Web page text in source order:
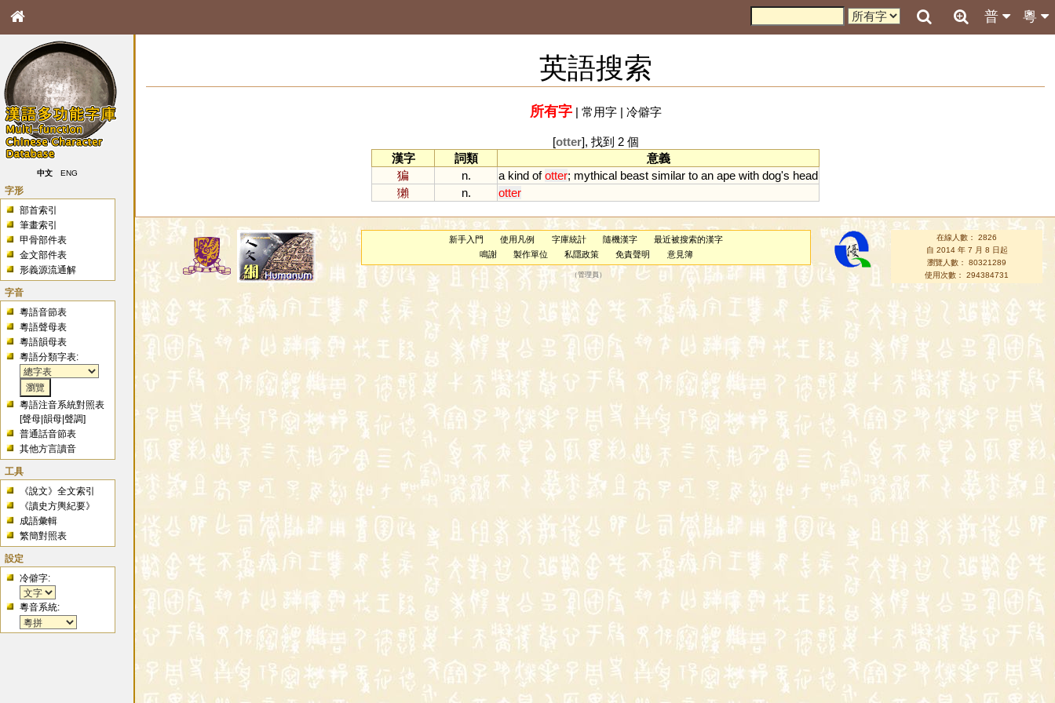
粵
普
中文 ENG
字形
部首索引
筆畫索引
甲骨部件表
金文部件表
形義源流通解
字音
粵語音節表
粵語聲母表
粵語韻母表
粵語分類字表:
粵語注音系統對照表
[聲母 |韻母 |聲調]
普通話音節表
其他方言讀音
工具
《說文》全文索引
《讀史方輿紀要》
成語彙輯
繁簡對照表
設定
冷僻字:
粵音系統:
英語搜索
所有字| 常用字| 冷僻字
[otter], 找到 2 個
漢字
詞類
意義
猵
n. a kind of otter; mythical beast similar to an ape with dog's head
獺
n. otter
新手入門 使用凡例 字庫統計 隨機漢字
最近被搜索的漢字
鳴謝
製作單位 私隱政策 免責聲明 意見簿
（管理員 ）
在線人數： 2826
自 2014 年 7 月 8 日起
瀏覽人數： 80321289
使用次數： 294384731